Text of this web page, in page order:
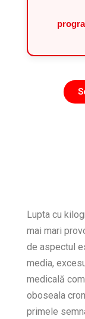
Lupta cu
mai mari
de aspectul
media,
medicală
oboseala
primele